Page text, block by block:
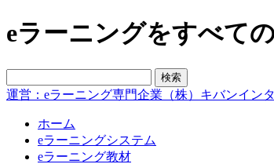
eラーニングをすべて
運営：eラーニング専門企業（株）キバンイン
ホーム
eラーニングシステム
eラーニング教材